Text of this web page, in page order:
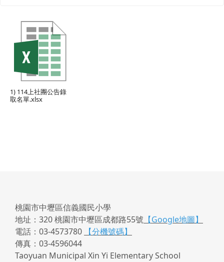
1) 114上社團公告錄
取名單.xlsx
桃園市中壢區信義國民小學
地址：320 桃園市中壢區成都路55號 【Google地圖】
電話：03-4573780
【分機號碼】
傳真：03-4596044
Taoyuan Municipal Xin Yi Elementary School